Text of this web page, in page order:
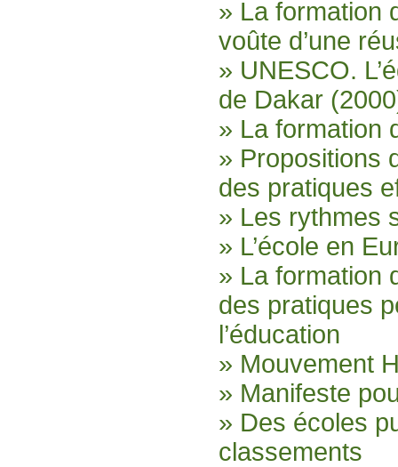
» La formation
voûte d’une
» UNESCO.
de Dakar
» La formation
» Propositions
des pratiques
» Les rythmes
» L’école en
» La formation
des pratiques
l’éducation
» Mouvement
» Manifeste
» Des écoles
classements